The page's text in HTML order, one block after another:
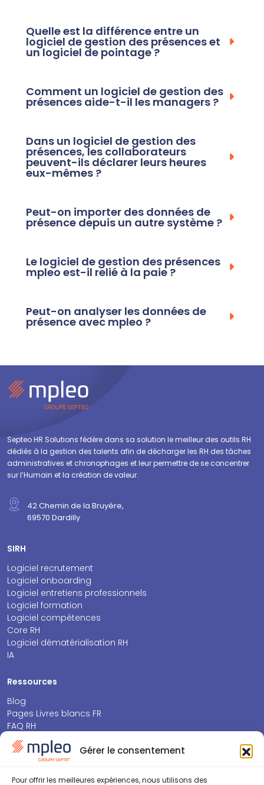
Gérer le consentement
Pour offrir les meilleures expériences, nous utilisons des
Quelle est la différence entre un
logiciel de gestion des présences et
un logiciel de pointage ?
Comment un logiciel de gestion des
présences aide-t-il les managers ?
Dans un logiciel de gestion des
présences, les collaborateurs
peuvent-ils déclarer leurs heures
eux-mêmes ?
Peut-on importer des données de
présence depuis un autre système ?
Le logiciel de gestion des présences
mpleo est-il relié à la paie ?
Peut-on analyser les données de
présence avec mpleo ?
Septeo HR Solutions fédère dans sa solution le meilleur des outils RH
dédiés à la gestion des talents afin de décharger les RH des tâches
administratives et chronophages et leur permettre de se concentrer
sur l’Humain et la création de valeur.
42 Chemin de la Bruyère,
69570 Dardilly
SIRH
Logiciel recrutement
Logiciel onboarding
Logiciel entretiens professionnels
Logiciel formation
Logiciel compétences
Core RH
Logiciel dématérialisation RH
IA
Ressources
Blog
Pages Livres blancs FR
FAQ RH
Espace presse
Septeo Future Insights HR
À propos